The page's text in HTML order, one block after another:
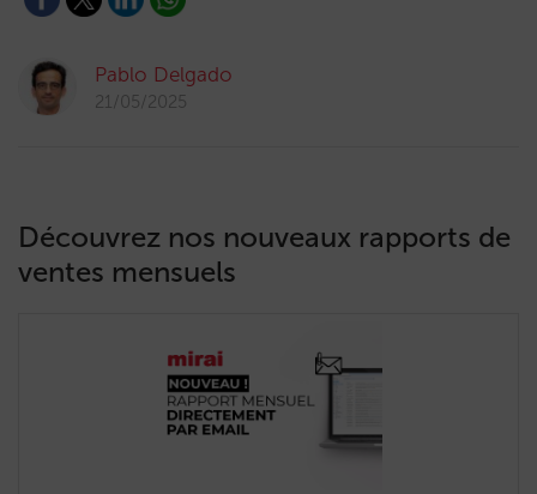
Pablo Delgado
21/05/2025
Découvrez nos nouveaux rapports de
ventes mensuels